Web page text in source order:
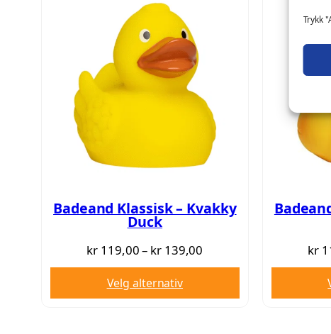
Trykk
Badeand Klassisk – Kvakky
Duck
kr 119,00– kr139,00
kr 119,00
Velg alternativ
kr